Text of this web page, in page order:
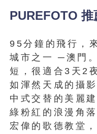
PUREFOTO 推
95分鐘的飛行，
城市之一 ─澳門
短，很適合3天2
如渾然天成的攝
中式交替的美麗
綠粉紅的浪漫角
宏偉的歌德教堂